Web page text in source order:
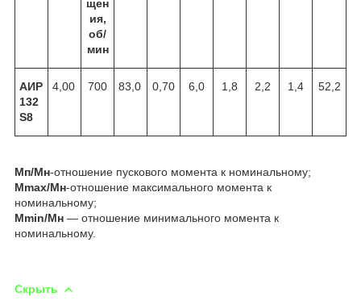
щен
ия,
об/
мин
АИР
132
S8
4,00 700 83,0 0,70 6,0 1,8 2,2 1,4 52,2
Мп/Мн-отношение пускового момента к номинальному;
Мmax/Mн-отношение максимального момента к
номинальному;
Мmin/Mн ― отношение минимального момента к
номинальному.
Скрыть